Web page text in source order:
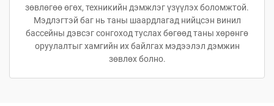
зөвлөгөө өгөх, техникийн дэмжлэг үзүүлэх боломжтой.
Мэдлэгтэй баг нь таны шаардлагад нийцсэн винил
бассейны дэвсэг сонгоход туслах бөгөөд таны хөрөнгө
оруулалтыг хамгийн их байлгах мэдээлэл дэмжин
зөвлөх болно.